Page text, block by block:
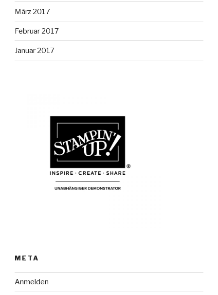
März 2017
Februar 2017
Januar 2017
META
Anmelden